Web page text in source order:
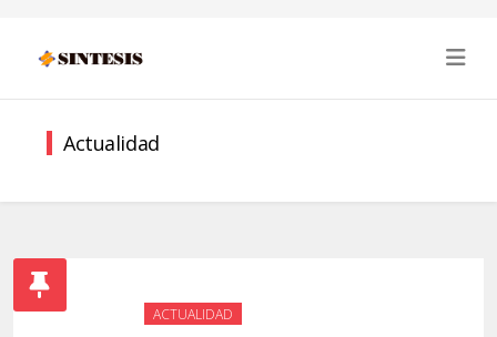
Actualidad
ACTUALIDAD